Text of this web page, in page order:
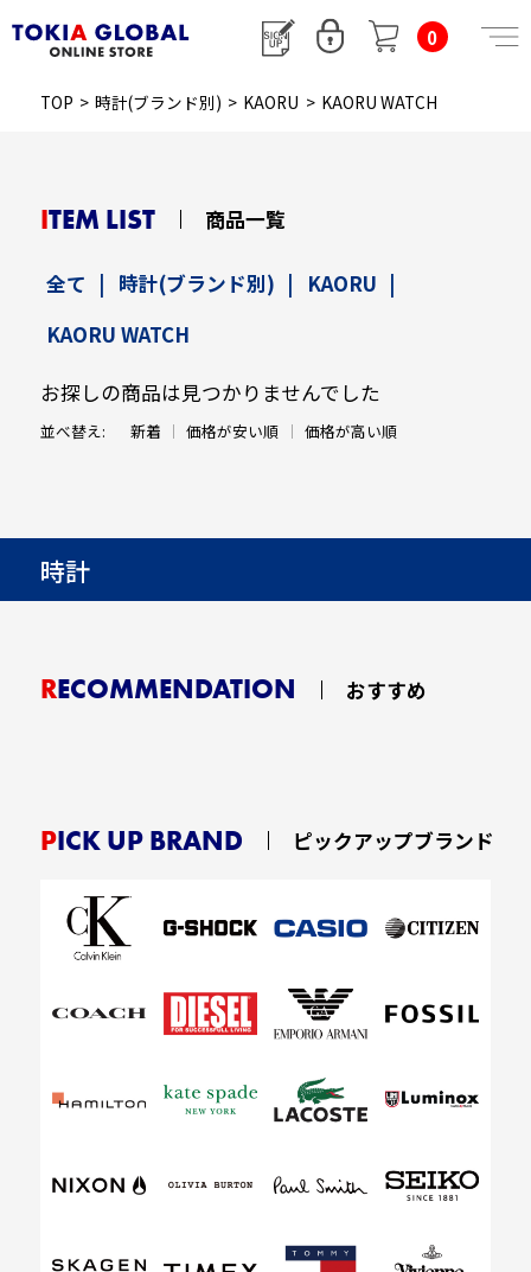
0
TOP > 時計(ブランド別) > KAORU > KAORU WATCH
ITEM LIST 商品一覧
全て | 時計(ブランド別) | KAORU |
KAORU WATCH
お探しの商品は見つかりませんでした
並べ替え: 新着 価格が安い順 価格が高い順
時計
RECOMMENDATION おすすめ
PICK UP BRAND ピックアップブランド